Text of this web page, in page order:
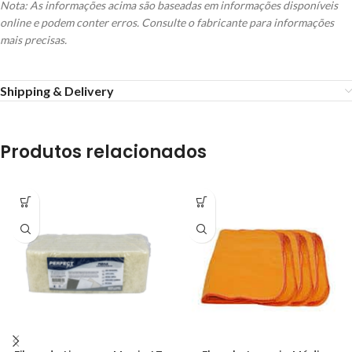
Nota: As informações acima são baseadas em informações disponíveis
online e podem conter erros. Consulte o fabricante para informações
mais precisas.
Shipping & Delivery
Produtos relacionados